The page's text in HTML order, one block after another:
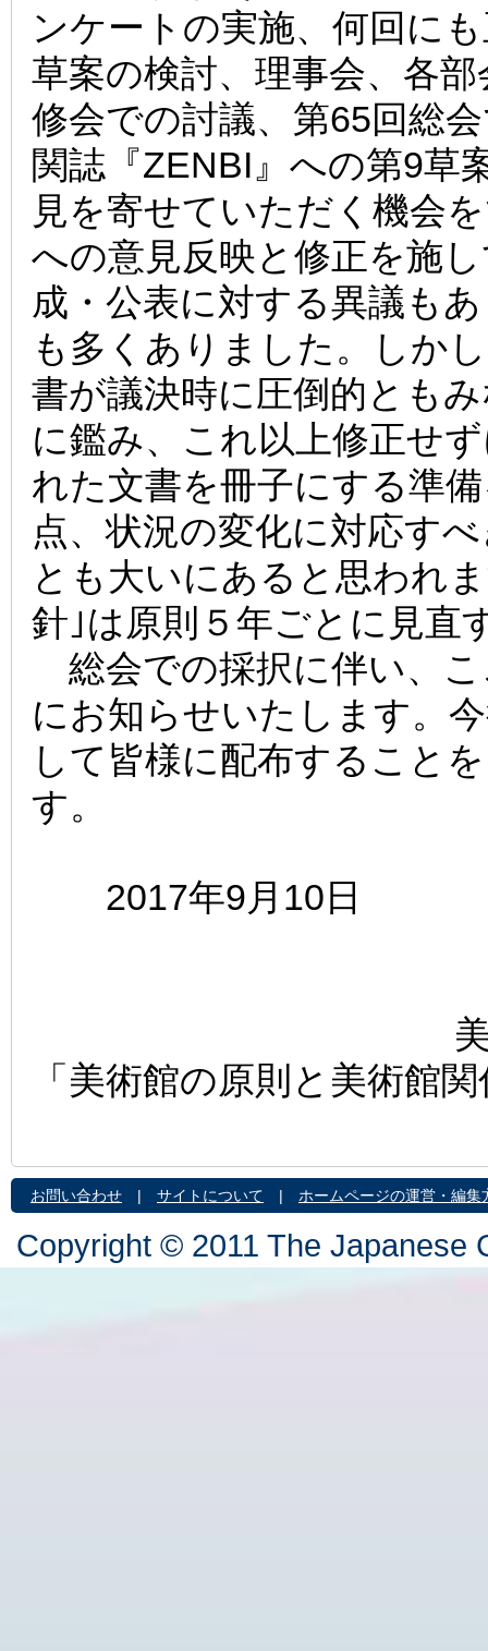
ンケートの実施、何回に
草案の検討、理事会、各
修会での討議、第65回総
関誌『ZENBI』への第9草
見を寄せていただく機会
への意見反映と修正を施
成・公表に対する異議も
も多くありました。しか
書が議決時に圧倒的とも
に鑑み、これ以上修正せ
れた文書を冊子にする準
点、状況の変化に対応す
とも大いにあると思われ
針｣は原則５年ごとに見直
総会での採択に伴い、
にお知らせいたします。
して皆様に配布すること
す。
2017年9月10日
「美術館の原則と美術館
お問い合わせ | サイトについて | ホームページの運営・編集
Copyright © 2011 The Japanese